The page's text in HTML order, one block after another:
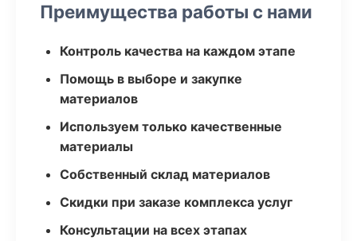
Преимущества работы с нами
Контроль качества на каждом этапе
Помощь в выборе и закупке
материалов
Используем только качественные
материалы
Собственный склад материалов
Скидки при заказе комплекса услуг
Консультации на всех этапах